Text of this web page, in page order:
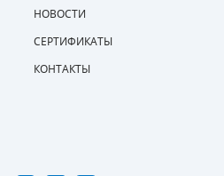
НОВОСТИ
СЕРТИФИКАТЫ
КОНТАКТЫ